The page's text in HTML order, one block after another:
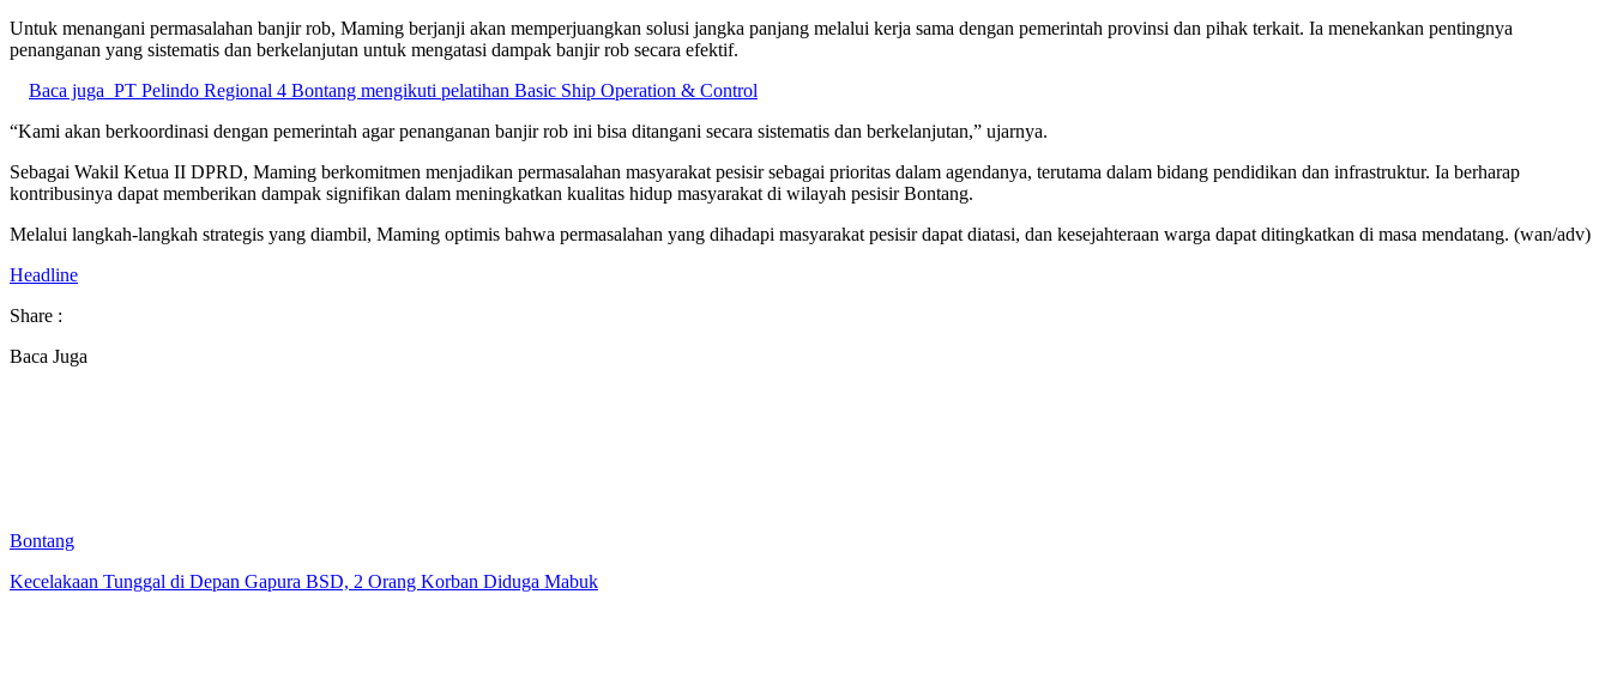
Untuk menangani permasalahan banjir rob, Maming berjanji akan memperjuangkan solusi jangka panjang melalui kerja sama dengan pemerintah provinsi dan pihak terkait. Ia menekankan pentingnya
penanganan yang sistematis dan berkelanjutan untuk mengatasi dampak banjir rob secara efektif.
Baca juga PT Pelindo Regional 4 Bontang mengikuti pelatihan Basic Ship Operation & Control
“Kami akan berkoordinasi dengan pemerintah agar penanganan banjir rob ini bisa ditangani secara sistematis dan berkelanjutan,” ujarnya.
Sebagai Wakil Ketua II DPRD, Maming berkomitmen menjadikan permasalahan masyarakat pesisir sebagai prioritas dalam agendanya, terutama dalam bidang pendidikan dan infrastruktur. Ia berharap
kontribusinya dapat memberikan dampak signifikan dalam meningkatkan kualitas hidup masyarakat di wilayah pesisir Bontang.
Melalui langkah-langkah strategis yang diambil, Maming optimis bahwa permasalahan yang dihadapi masyarakat pesisir dapat diatasi, dan kesejahteraan warga dapat ditingkatkan di masa mendatang. (wan/adv)
Headline
Share :
Baca Juga
Bontang
Kecelakaan Tunggal di Depan Gapura BSD, 2 Orang Korban Diduga Mabuk